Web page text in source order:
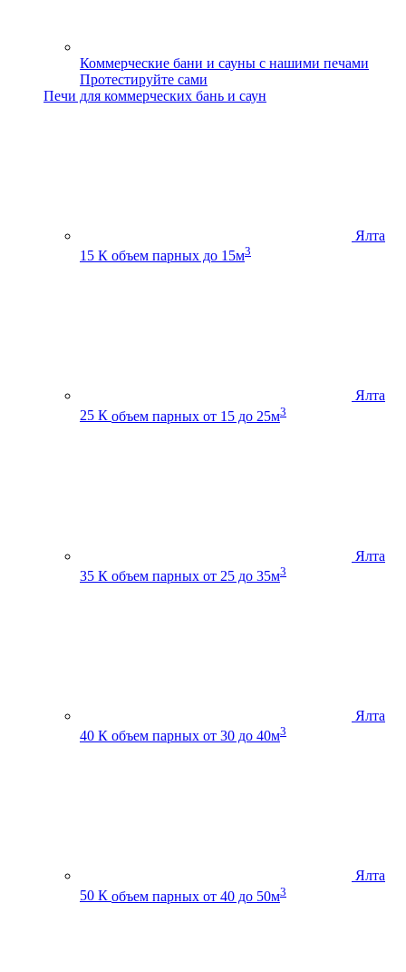
Коммерческие бани и сауны с нашими печами
Протестируйте сами
Печи для коммерческих бань и саун
Ялта
15 К объем парных до 15м3
Ялта
25 К объем парных от 15 до 25м3
Ялта
35 К объем парных от 25 до 35м3
Ялта
40 К объем парных от 30 до 40м3
Ялта
50 К объем парных от 40 до 50м3